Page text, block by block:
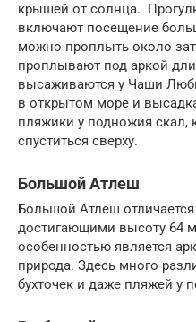
крышей от солнца.
включают посещение
можно проплыть около
проплывают под аркой
высаживаются у Чаши
в открытом море и
пляжики у подножия скал,
спуститься сверху.
Большой Атлеш
Большой Атлеш
достигающими высоту 64
особенностью является
природа. Здесь много
бухточек и даже пляжей у